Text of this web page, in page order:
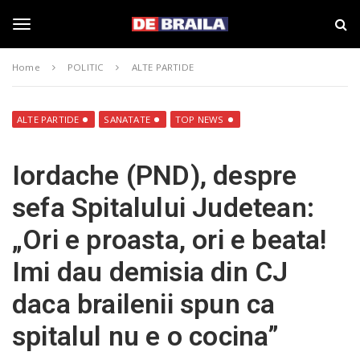
g
e
n
i
a
a
–
d
e
b
r
a
i
l
a
.
r
Home POLITIC ALTE PARTIDE
ALTE PARTIDE SANATATE TOP NEWS
Iordache (PND), despre
sefa Spitalului Judetean:
„Ori e proasta, ori e beata!
Imi dau demisia din CJ
daca brailenii spun ca
spitalul nu e o cocina”